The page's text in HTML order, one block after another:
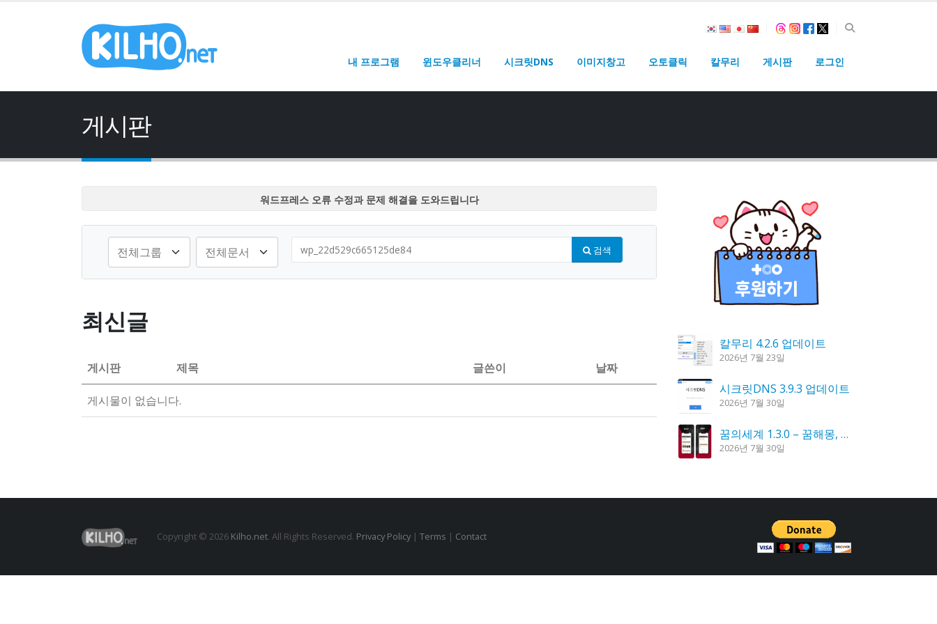
내 프로그램 윈도우클리너 시크릿DNS 이미지창고 오토클릭 칼무리 게시판 로그인
게시판
워드프레스 오류 수정과 문제 해결을 도와드립니다
워드프레스 오류 수정과 문제 해결을 도와드립니다
워드프레스 오류 수정과 문제 해결을 도와드립니다
워드프레스 오류 수정과 문제 해결을 도와드립니다
검색
최신글
게시판 제목 글쓴이 날짜
게시물이 없습니다.
칼무리 4.2.6 업데이트
2026년 7월 23일
시크릿DNS 3.9.3 업데이트
2026년 7월 30일
꿈의세계 1.3.0 – 꿈해몽, 꿈풀이
2026년 7월 30일
K플레이어 0.9.4 업데이트
2026년 7월 28일
Copyright © 2026 Kilho.net. All Rights Reserved. Privacy Policy| Terms | Contact